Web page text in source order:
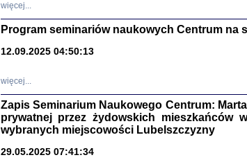
więcej...
Program seminariów naukowych Centrum na
12.09.2025 04:50:13
więcej...
Zapis Seminarium Naukowego Centrum:
prywatnej przez żydowskich mieszkańców
wybranych miejscowości Lubelszczyzny
29.05.2025 07:41:34